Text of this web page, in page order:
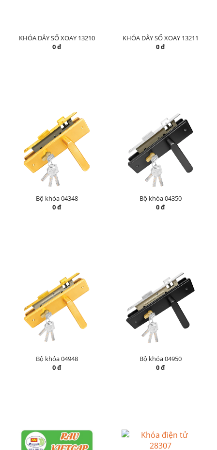
KHÓA DÂY SỐ XOAY 13210
0 đ
KHÓA DÂY SỐ XOAY 13211
0 đ
Bộ khóa 04348
0 đ
Bộ khóa 04350
0 đ
Bộ khóa 04948
0 đ
Bộ khóa 04950
0 đ